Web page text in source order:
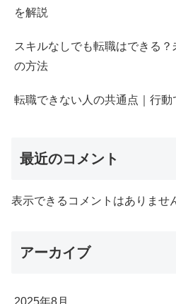
を解説
スキルなしでも転職はできる
の方法
転職できない人の共通点｜行動
最近のコメント
表示できるコメントはありませ
アーカイブ
2025年8月